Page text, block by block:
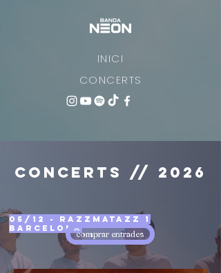
INICI
CONCERTS
concerts // 2026
05/12 - RAZZMATAZZ 1
BARCELONA
comprar entrades